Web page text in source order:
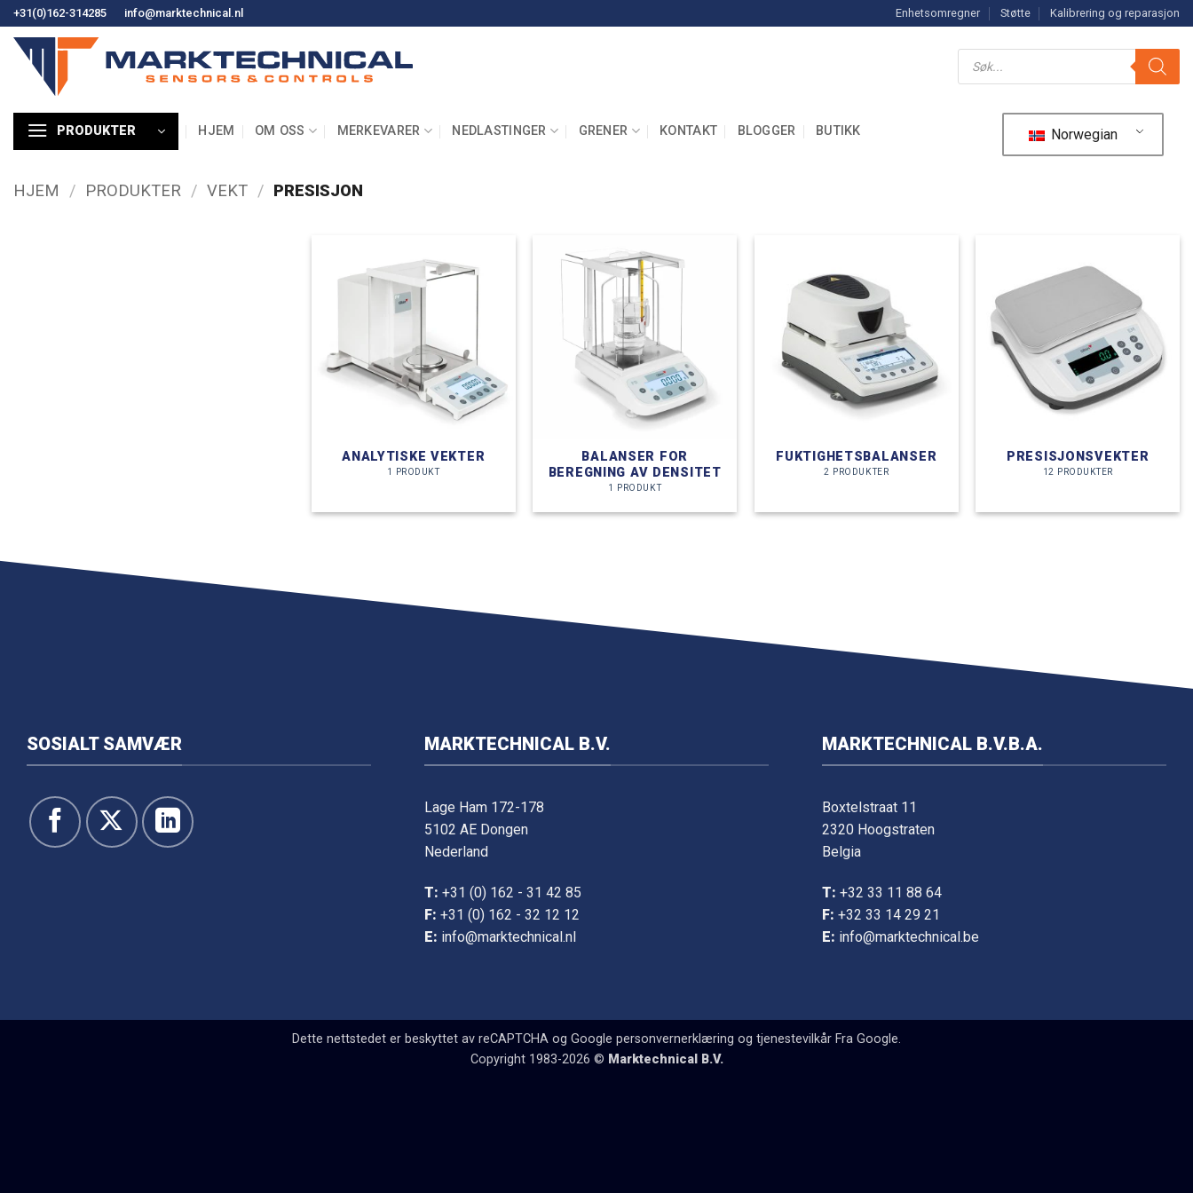
Hopp
til
innhold
+31(0)162-314285 info@marktechnical.nl Enhetsomregner Støtte Kalibrering og reparasjon
Søk
etter
PRODUKTER HJEM OM OSS MERKEVARER NEDLASTINGER GRENER KONTAKT BLOGGER BUTIKK Norwegian
HJEM / PRODUKTER / VEKT / PRESISJON
ANALYTISKE VEKTER
1 PRODUKT
BALANSER FOR
BEREGNING AV DENSITET
1 PRODUKT
FUKTIGHETSBALANSER
2 PRODUKTER
PRESISJONSVEKTER
12 PRODUKTER
SOSIALT SAMVÆR MARKTECHNICAL B.V.
Lage Ham 172-178
5102 AE Dongen
Nederland
T: +31 (0) 162 - 31 42 85
F: +31 (0) 162 - 32 12 12
E: info@marktechnical.nl
MARKTECHNICAL B.V.B.A.
Boxtelstraat 11
2320 Hoogstraten
Belgia
T: +32 33 11 88 64
F: +32 33 14 29 21
E: info@marktechnical.be
Dette nettstedet er beskyttet av reCAPTCHA og Google personvernerklæring og tjenestevilkår Fra Google.
Copyright 1983-2026 © Marktechnical B.V.